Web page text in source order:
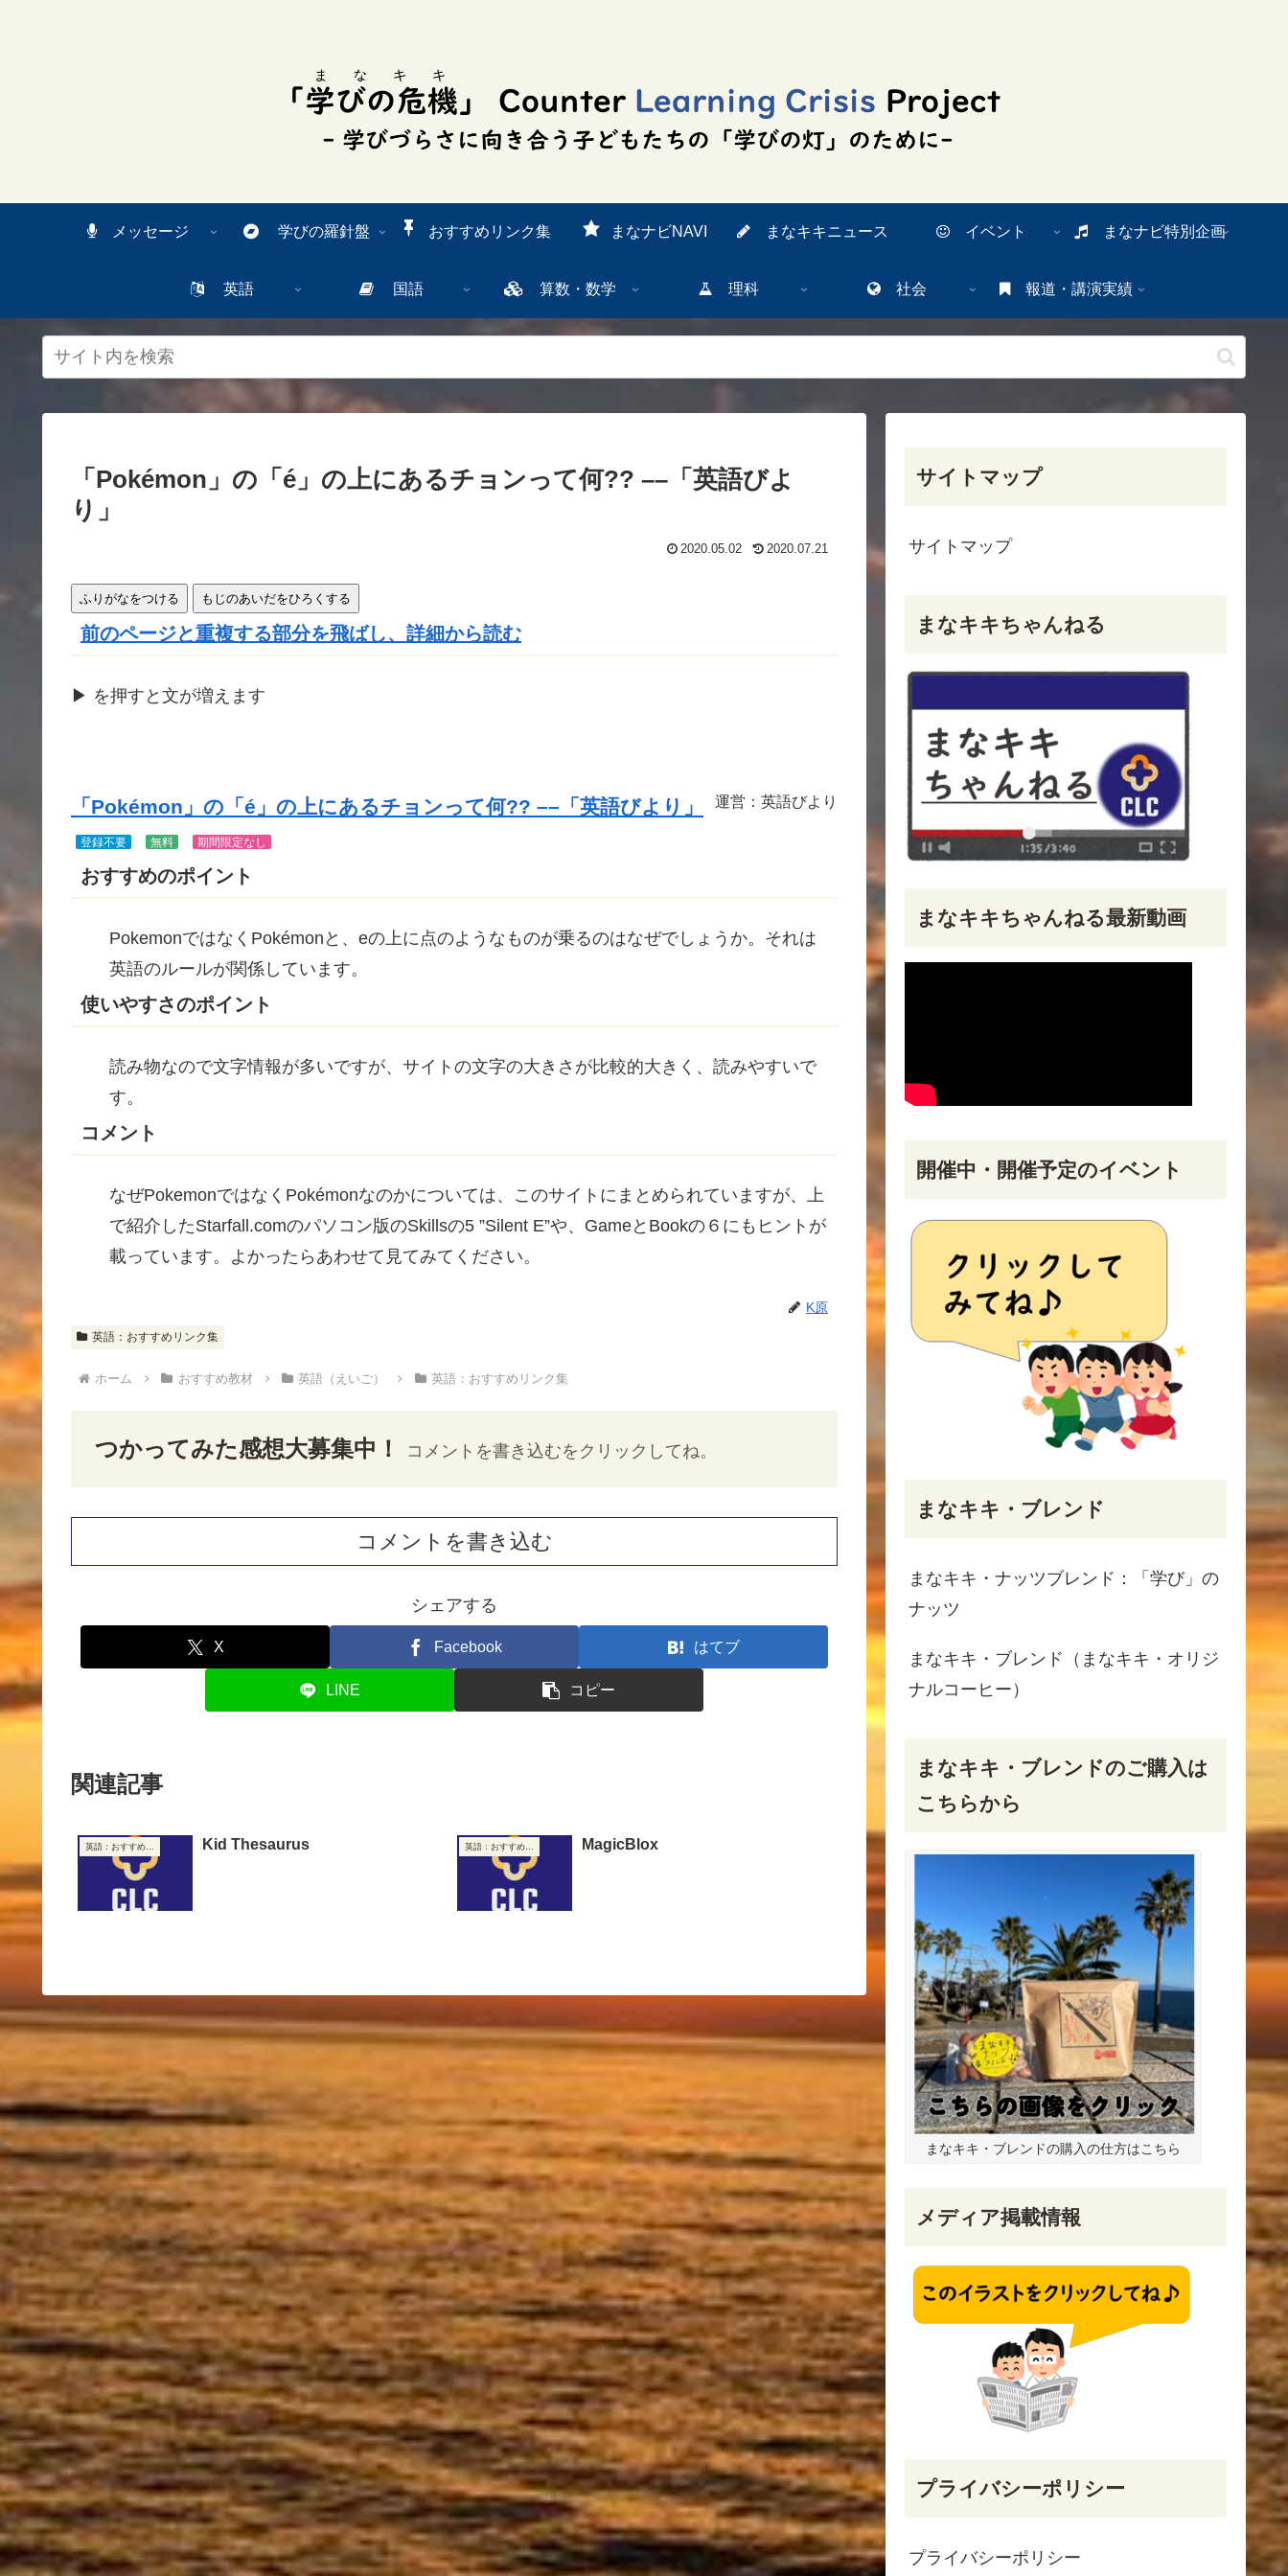
メッセージ 学びの羅針盤 おすすめリンク集 まなナビNAVI まなキキニュース イベント まなナビ特別企画
英語 国語 算数・数学 理科 社会 報道・講演実績
と、
「Pokémon」の「é」の上にあるチョンって何?? ––「英語びよ
り」
2020.05.02 2020.07.21
ふりがなをつける もじのあいだをひろくする
前のページと重複する部分を飛ばし、詳細から読む
▶ を押すと文が増 えます
「Pokémon」の「é」の上にあるチョンって何?? ––「 英語びより」 運営 ： 英語びより
登録不要 無料 期間限定なし
おすすめのポイント
PokemonではなくPokémonと、eの上に点のようなものが乗るのはなぜでしょうか。それは
英語のルールが関係 しています。
使いやすさのポイント
読み物なので文字情報が多いですが、サイトの文字の大きさが比較的大きく、読みやすいで
す。
コメント
なぜPokemonではなくPokémonなのかについては、このサイトにまとめられていますが、上
で紹介 したStarfall.comのパソコン版のSkillsの5 ”Silent E”や、GameとBookの６にもヒントが
載っています。よかったらあわせて見てみてください。
K原
英語：おすすめリンク集
ホーム おすすめ教材 英語（えいご） 英語：おすすめリンク集
つかってみた感想大募集中！ コメントを書き込むをクリックしてね。
コメントを書き込む
シェアする
X Facebook はてブ
LINE コピー
関連記事
英語：おすすめリンク集 Kid Thesaurus 英語：おすすめリンク集 MagicBlox
サイトマップ
サイトマップ
まなキキちゃんねる
まなキキちゃんねる最新動画
開催中・開催予定のイベント
まなキキ・ブレンド
まなキキ・ナッツブレンド：「学び」の
ナッツ
まなキキ・ブレンド（まなキキ・オリジ
ナルコーヒー）
まなキキ・ブレンドのご購入は
こちらから
まなキキ・ブレンドの購入の仕方はこちら
メディア掲載情報
プライバシーポリシー
プライバシーポリシー